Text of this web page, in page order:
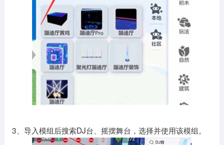
3、导入模组后搜索DJ台、摇摆舞台，选择并使用该模组。